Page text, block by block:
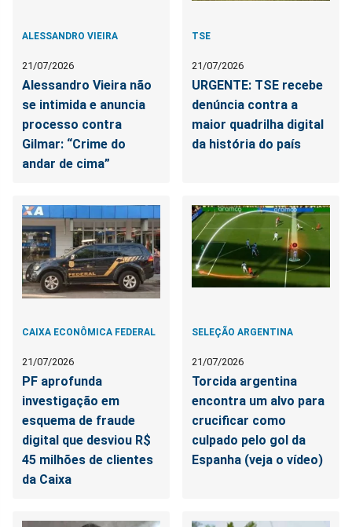
ALESSANDRO VIEIRA
21/07/2026
Alessandro Vieira não
se intimida e anuncia
processo contra
Gilmar: “Crime do
andar de cima”
TSE
21/07/2026
URGENTE: TSE recebe
denúncia contra a
maior quadrilha digital
da história do país
CAIXA ECONÔMICA FEDERAL
21/07/2026
PF aprofunda
investigação em
esquema de fraude
digital que desviou R$
45 milhões de clientes
da Caixa
SELEÇÃO ARGENTINA
21/07/2026
Torcida argentina
encontra um alvo para
crucificar como
culpado pelo gol da
Espanha (veja o vídeo)